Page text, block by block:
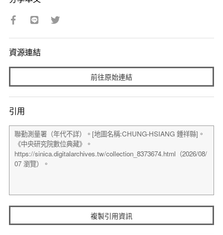
資源連結
前往原始連結
引用
複製引用資訊